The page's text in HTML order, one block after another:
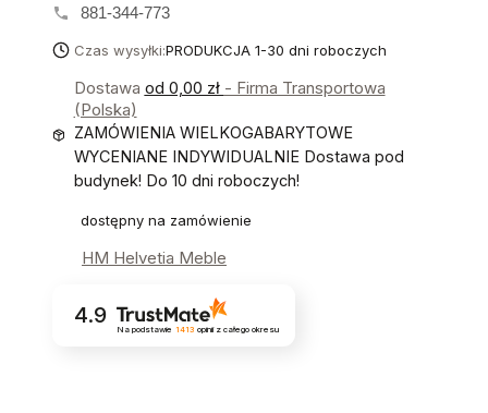
881-344-773
Czas wysyłki:PRODUKCJA 1-30 dni roboczych
Dostawa od 0,00 zł - Firma Transportowa
(Polska)
ZAMÓWIENIA WIELKOGABARYTOWE
WYCENIANE INDYWIDUALNIE Dostawa pod
budynek! Do 10 dni roboczych!
dostępny na zamówienie
HM Helvetia Meble
4.9
Na podstawie 1413 opinii z całego okresu